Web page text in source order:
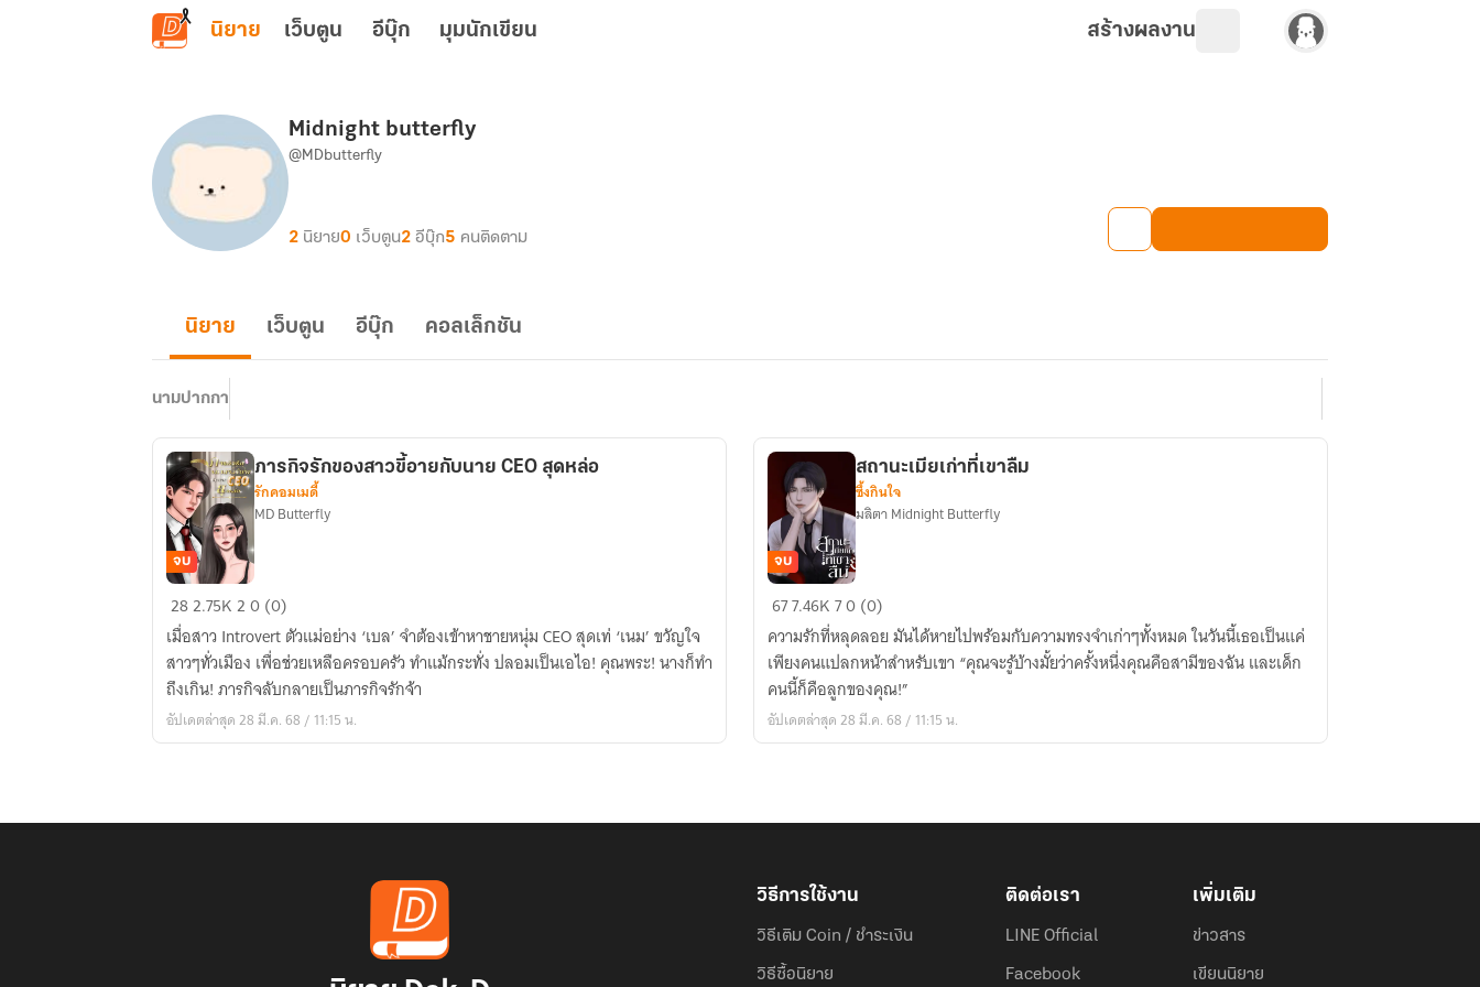
ข้ามไปยังเนื้อหาหลัก
นิยาย เว็บตูน อีบุ๊ก มุมนักเขียน สร้างผลงาน
Midnight butterfly
@MDbutterfly
2 นิยาย0 เว็บตูน2 อีบุ๊ก5 คนติดตาม
นิยาย เว็บตูน อีบุ๊ก คอลเล็กชัน
นามปากกา
ภารกิจ
รัก
ของ
สาว
ขี้
อาย
จบ
ภารกิจรักของสาวขี้อายกับนาย CEO สุดหล่อ
รักคอมเมดี้
MD Butterfly
282.75K20 (0)
เมื่อสาว Introvert ตัวแม่อย่าง ‘เบล’ จำต้องเข้าหาชายหนุ่ม CEO สุดเท่ ‘เนม’ ขวัญใจ
สาวๆทั่วเมือง เพื่อช่วยเหลือครอบครัว ทำแม้กระทั่ง ปลอมเป็นเอไอ! คุณพระ! นางก็ทำ
ถึงเกิน! ภารกิจลับกลายเป็นภารกิจรักจ้า
อัปเดตล่าสุด 28 มี.ค. 68 / 11:15 น.
สถานะ
เก่า
ที่
เขา
ลืม
จบ
สถานะเมียเก่าที่เขาลืม
ซึ้งกินใจ
มลิตา Midnight Butterfly
677.46K70 (0)
ความรักที่หลุดลอย มันได้หายไปพร้อมกับความทรงจำเก่าๆทั้งหมด ในวันนี้เธอเป็นแค่
เพียงคนแปลกหน้าสำหรับเขา “คุณจะรู้บ้างมั้ยว่าครั้งหนึ่งคุณคือสามีของฉัน และเด็ก
คนนี้ก็คือลูกของคุณ!”
อัปเดตล่าสุด 28 มี.ค. 68 / 11:15 น.
วิธีการใช้งาน
วิธีเติม Coin / ชำระเงิน
วิธีซื้อนิยาย
ติดต่อเรา
LINE Official
Facebook
เพิ่มเติม
ข่าวสาร
เขียนนิยาย